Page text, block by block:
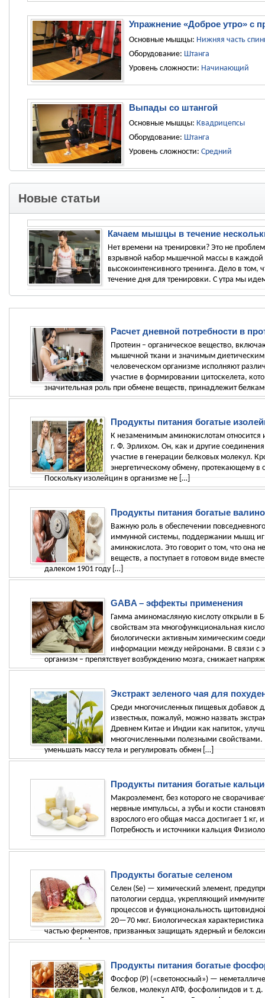
Упражнение «Доброе утро» с
Основные мышцы: Нижняя часть
Оборудование: Штанга
Уровень сложности: Начинающий
Выпады со штангой
Основные мышцы: Квадрицепсы
Оборудование: Штанга
Уровень сложности: Средний
Новые статьи
Качаем мышцы в течение
Нет времени на тренировки? Это не
взрывной набор мышечной массы в каждой
высокоинтенсивного тренинга. Дело в том,
течение дня для тренировки. С утра мы
Расчет дневной потребности в
Протеин – органическое вещество,
мышечной ткани и значимым
человеческом организме исполняют
участие в формировании цитоскелета,
значительная роль при обмене веществ, принадлежит
Продукты питания богатые
К незаменимым аминокислотам
г. Ф. Эрлихом. Он, как и другие
участие в генерации белковых молекул.
энергетическому обмену, протекающему
Поскольку изолейцин в организме не […]
Продукты питания богатые
Важную роль в обеспечении
иммунной системы, поддержании мышц
аминокислота. Это говорит о том, что она
веществ, а поступает в готовом виде
далеком 1901 году […]
GABA – эффекты применения
Гамма аминомасляную кислоту открыли в
свойствам эта многофункциональная
биологически активным химическим
информации между нейронами. В связи с
организм – препятствует возбуждению мозга, снижает
Экстракт зеленого чая для
Среди многочисленных пищевых добавок
известных, пожалуй, можно назвать
Древнем Китае и Индии как напиток,
многочисленными полезными свойствами.
уменьшать массу тела и регулировать обмен […]
Продукты питания богатые
Макроэлемент, без которого не
нервные импульсы, а зубы и кости
взрослого его общая масса достигает 1 кг,
Потребность и источники кальция
Продукты богатые селеном
Селен (Se) — химический элемент,
патологии сердца, укрепляющий
процессов и функциональность
20—70 мкг. Биологическая
частью ферментов, призванных защищать ядерный и
витамину […]
Продукты питания богатые
Фосфор (P) («светоносный») —
белков, молекул АТФ, фосфолипидов и т.